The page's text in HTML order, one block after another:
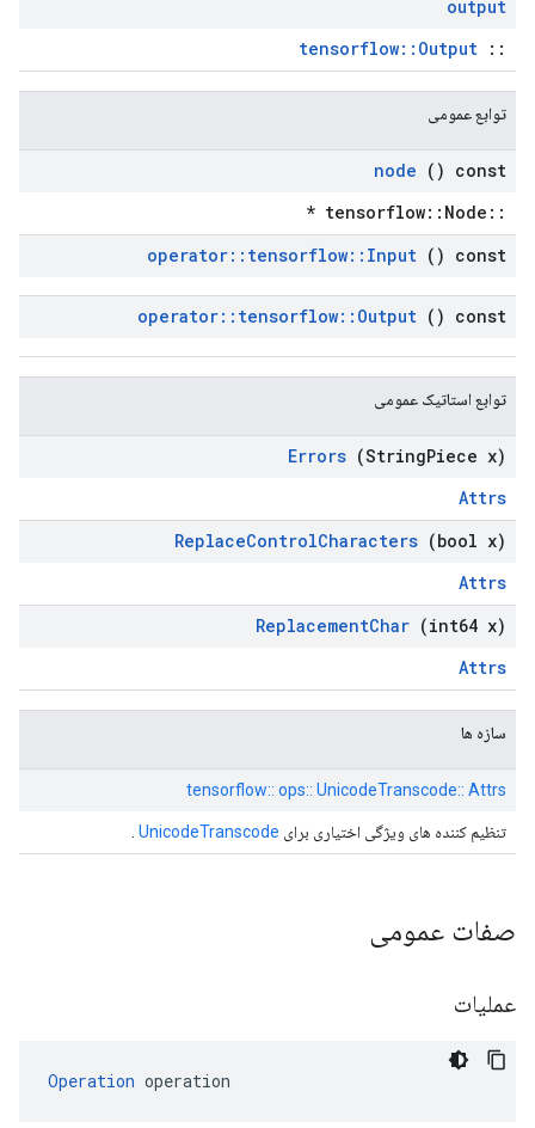
output
::
tensorflow::Output
توابع عمومی
node () const
::tensorflow::Node *
operator:: tensorflow:: Input () const
operator:: tensorflow:: Output () const
توابع استاتیک عمومی
Errors (StringPiece x)
Attrs
ReplaceControlCharacters (bool x)
Attrs
ReplacementChar (int64 x)
Attrs
سازه ها
tensorflow:: ops:: UnicodeTranscode:: Attrs
تنظیم کننده های ویژگی اختیاری برای UnicodeTranscode
صفات عمومی
عملیات
Operation operation